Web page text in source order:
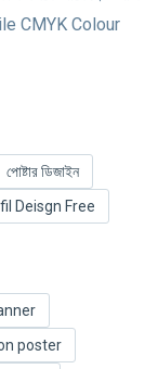
File CMYK Colour
পোষ্টার ডিজাইন
Deisgn Free
poster